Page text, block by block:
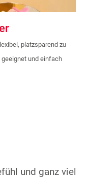
platzsparend zu
und einfach
und ganz viel